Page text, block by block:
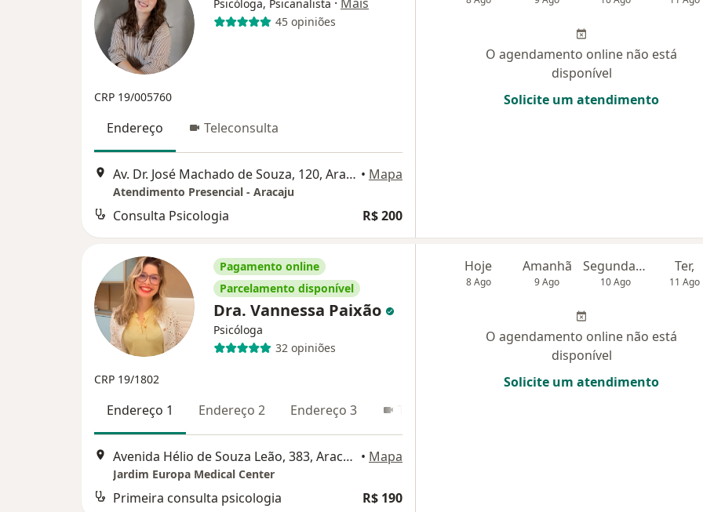
Psicóloga, Psicanalista
45 opiniões
CRP 19/005760
Endereço Teleconsulta
Av. Dr. José Machado de Souza, 120, Aracaju • Mapa
Atendimento Presencial - Aracaju
Consulta Psicologia R$ 200
O agendamento online não está
disponível
Solicite um atendimento
Pagamento online
Parcelamento disponível
Dra. Vannessa Paixão
Psicóloga
32 opiniões
CRP 19/1802
Endereço 1 Endereço 2 Endereço 3 Teleconsulta
Avenida Hélio de Souza Leão, 383, Aracaju • Mapa
Jardim Europa Medical Center
Primeira consulta psicologia R$ 190
Hoje
8 Ago
Amanhã
9 Ago
Segunda-feira
10 Ago
Ter,
11 Ago
O agendamento online não está
disponível
Solicite um atendimento